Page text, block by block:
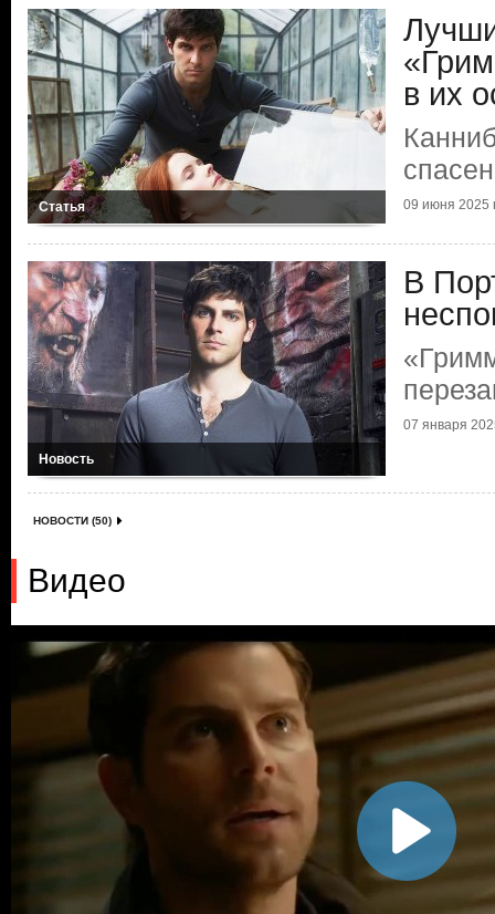
Статья
в их
09 июня 2025
Новость
В
07 января
НОВОСТИ (50)
Видео